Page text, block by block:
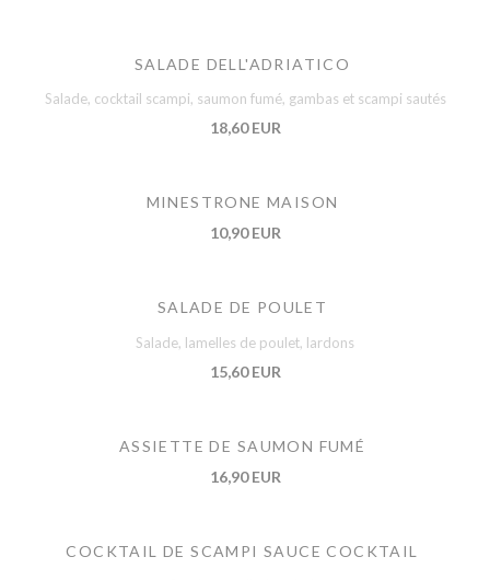
SALADE DELL'ADRIATICO
Salade, cocktail scampi, saumon fumé, gambas et scampi sautés
18,60 EUR
MINESTRONE MAISON
10,90 EUR
SALADE DE POULET
Salade, lamelles de poulet, lardons
15,60 EUR
ASSIETTE DE SAUMON FUMÉ
16,90 EUR
COCKTAIL DE SCAMPI SAUCE COCKTAIL